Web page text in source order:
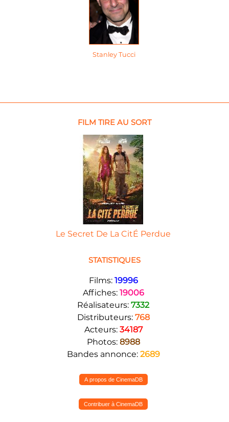
Stanley Tucci
FILM TIRE AU SORT
Le Secret De La CitÉ Perdue
STATISTIQUES
Films: 19996
Affiches: 19006
Réalisateurs: 7332
Distributeurs: 768
Acteurs: 34187
Photos: 8988
Bandes annonce: 2689
A propos de CinemaDB
Contribuer à CinemaDB